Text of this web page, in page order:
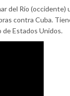
del Río (occidente)
contra Cuba.
Estados Unidos.